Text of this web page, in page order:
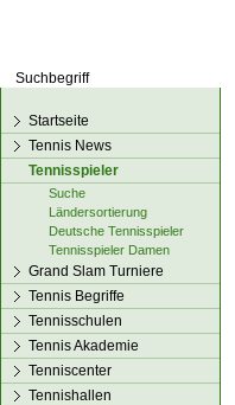
Startseite
Tennis News
Tennisspieler
Suche
Ländersortierung
Deutsche Tennisspieler
Tennisspieler Damen
Grand Slam Turniere
Tennis Begriffe
Tennisschulen
Tennis Akademie
Tenniscenter
Tennishallen